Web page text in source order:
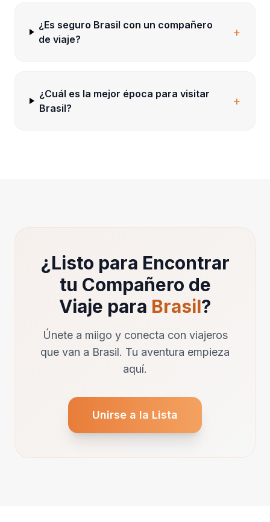
¿Es seguro Brasil con un compañero
de viaje?
+
¿Cuál es la mejor época para visitar
Brasil?
+
¿Listo para Encontrar
tu Compañero de
Viaje para Brasil?
Únete a miigo y conecta con viajeros
que van a Brasil. Tu aventura empieza
aquí.
Unirse a la Lista